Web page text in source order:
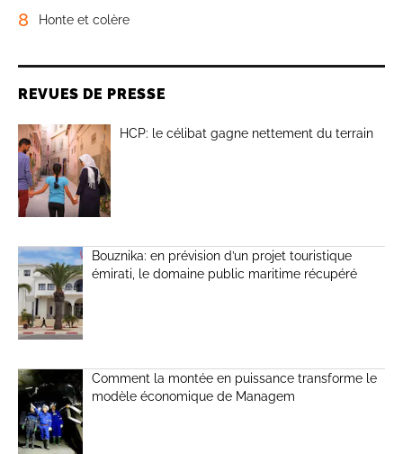
8 Honte et colère
REVUES DE PRESSE
HCP: le célibat gagne nettement du terrain
Bouznika: en prévision d’un projet touristique
émirati, le domaine public maritime récupéré
Comment la montée en puissance transforme le
modèle économique de Managem